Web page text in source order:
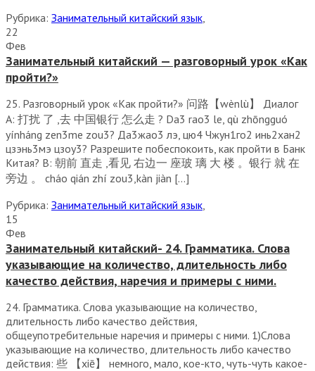
Рубрика: Занимательный китайский язык,
22
Фев
Занимательный китайский — разговорный урок «Как
пройти?»
25. Разговорный урок «Как пройти?» 问路【wènlù】 Диалог
А: 打扰 了 ,去 中国银行 怎么走 ? Da3 rao3 le, qù zhōngguó
yínháng zen3mе zou3? Да3жао3 лэ, цю4 Чжун1го2 инь2хан2
цзэнь3мэ цзоу3? Разрешите побеспокоить, как пройти в Банк
Китая? В: 朝前 直走 ,看见 右边一 座玻 璃 大 楼 。银行 就 在
旁边 。 cháo qián zhí zou3,kàn jiàn […]
Рубрика: Занимательный китайский язык,
15
Фев
Занимательный китайский- 24. Грамматика. Слова
указывающие на количество, длительность либо
качество действия, наречия и примеры с ними.
24. Грамматика. Слова указывающие на количество,
длительность либо качество действия,
общеупотребительные наречия и примеры с ними. 1)Слова
указывающие на количество, длительность либо качество
действия: 些 【xiē】 немного, мало, кое-кто, чуть-чуть какое-